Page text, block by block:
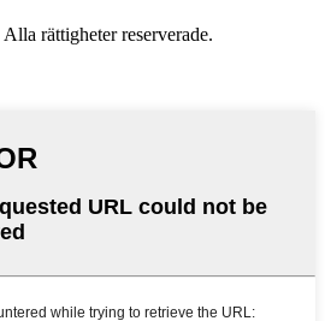
rättigheter reserverade.